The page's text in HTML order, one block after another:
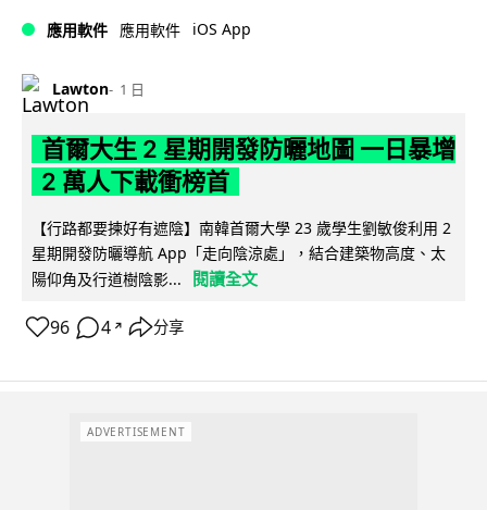
應用軟件 應用軟件 iOS App
Lawton 1 日
首爾大生 2 星期開發防曬地圖 一日暴增
2 萬人下載衝榜首
【行路都要揀好有遮陰】南韓首爾大學 23 歲學生劉敏俊利用 2
星期開發防曬導航 App「走向陰涼處」，結合建築物高度、太
陽仰角及行道樹陰影...
閱讀全文
96 4 ↗ 分享
ADVERTISEMENT